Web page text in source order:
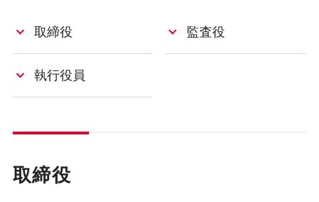
取締役 監査役
執行役員
取締役